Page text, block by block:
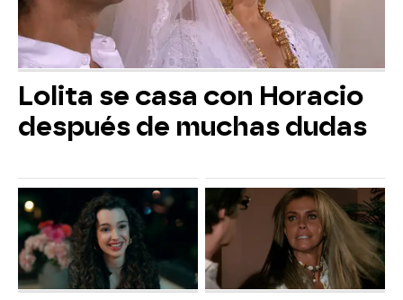
Lolita se casa con Horacio
después de muchas dudas